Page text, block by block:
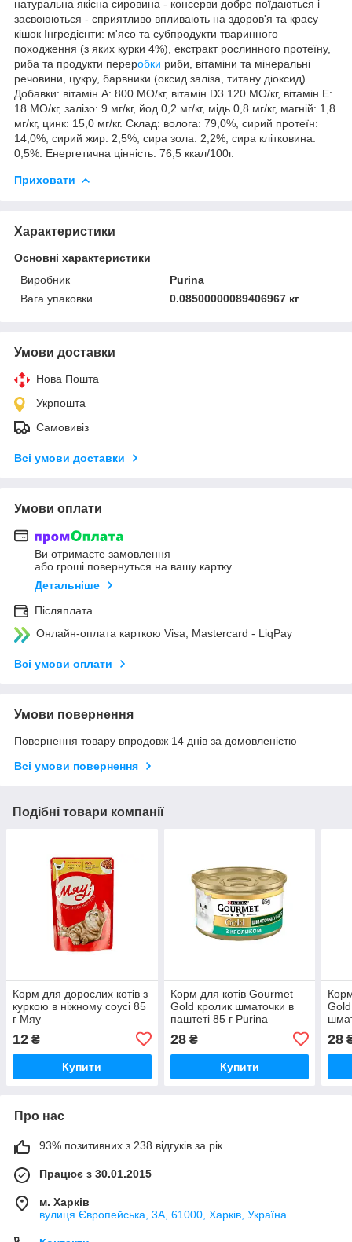
натуральна якісна сировина - консерви добре поїдаються і
засвоюються - сприятливо впливають на здоров'я та красу
кішок Інгредієнти: м'ясо та субпродукти тваринного
походження (з яких курки 4%), екстракт рослинного протеїну,
риба та продукти переробки риби, вітаміни та мінеральні
речовини, цукру, барвники (оксид заліза, титану діоксид)
Добавки: вітамін А: 800 МО/кг, вітамін D3 120 МО/кг, вітамін Е:
18 МО/кг, залізо: 9 мг/кг, йод 0,2 мг/кг, мідь 0,8 мг/кг, магній: 1,8
мг/кг, цинк: 15,0 мг/кг. Склад: волога: 79,0%, сирий протеїн:
14,0%, сирий жир: 2,5%, сира зола: 2,2%, сира клітковина:
0,5%. Енергетична цінність: 76,5 ккал/100г.
Приховати
Характеристики
Основні характеристики
Виробник
Purina
Вага упаковки
0.08500000089406967 кг
Умови доставки
Нова Пошта
Укрпошта
Самовивіз
Всі умови доставки
Умови оплати
Ви отримаєте замовлення
або гроші повернуться на вашу картку
Детальніше
Післяплата
Онлайн-оплата карткою Visa, Mastercard - LiqPay
Всі умови оплати
Умови повернення
Повернення товару впродовж 14 днів за домовленістю
Всі умови повернення
Подібні товари компанії
Корм для дорослих котів з
куркою в ніжному соусі 85
г Мяу
12 ₴
Купити
Корм для котів Gourmet
Gold кролик шматочки в
паштеті 85 г Purina
28₴
Купити
28
Про нас
93% позитивних з 238 відгуків за рік
Працює з 30.01.2015
м. Харків
вулиця Європейська, 3А, 61000, Харків, Україна